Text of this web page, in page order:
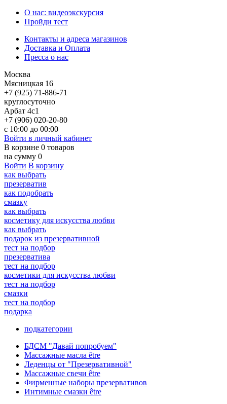
О нас: видеоэкскурсия
Пройди тест
Контакты и адреса магазинов
Доставка и Оплата
Пресса о нас
Москва
Мясницкая 16
+7 (925) 71-886-71
круглосуточно
Арбат 4с1
+7 (906) 020-20-80
с 10:00 до 00:00
Войти в личный кабинет
В корзине 0 товаров
на сумму 0
Войти В корзину
как выбрать
презерватив
как подобрать
смазку
как выбрать
косметику для искусства любви
как выбрать
подарок из презервативной
тест на подбор
презерватива
тест на подбор
косметики для искусства любви
тест на подбор
смазки
тест на подбор
подарка
подкатегории
БДСМ "Давай попробуем"
Массажные масла être
Леденцы от "Презервативной"
Массажные свечи être
Фирменные наборы презервативов
Интимные смазки être